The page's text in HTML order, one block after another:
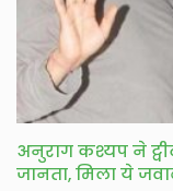
अनुराग कश्यप ने
जानता, मिला ये